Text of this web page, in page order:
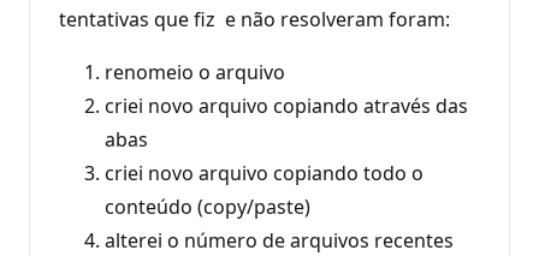
tentativas que fiz e não resolveram foram:
renomeio o arquivo
criei novo arquivo copiando através das
abas
criei novo arquivo copiando todo o
conteúdo (copy/paste)
alterei o número de arquivos recentes